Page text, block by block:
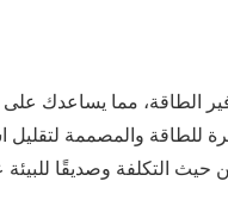
الطاقة، مما يساعدك على
للطاقة والمصممة
حيث التكلفة وصديقًا